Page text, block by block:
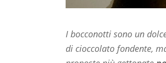
I bocconotti sono un
di cioccolato fondente,